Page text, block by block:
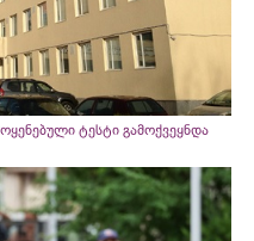
ტესტი გამოქვეყნდა